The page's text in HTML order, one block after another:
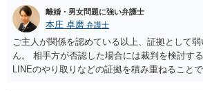
婚後も親が支援することが可能になります。 いずれ
分を尽くすために弁護士の力が必要となり、効果的
ます。 お一人で悩んだり、抱え込んだりすることな
さい。
離婚・男女問題に強い弁護士
本庄 卓磨 弁護士
ご主人が関係を認めている以上、証拠として
ん。 相手方が否認した場合には裁判を検討す
LINEのやり取りなどの証拠を積み重ねること